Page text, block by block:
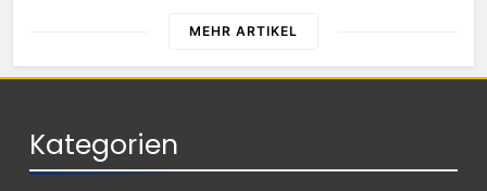
gleich mehrere Verstöße auf
MEHR ARTIKEL
Kategorien